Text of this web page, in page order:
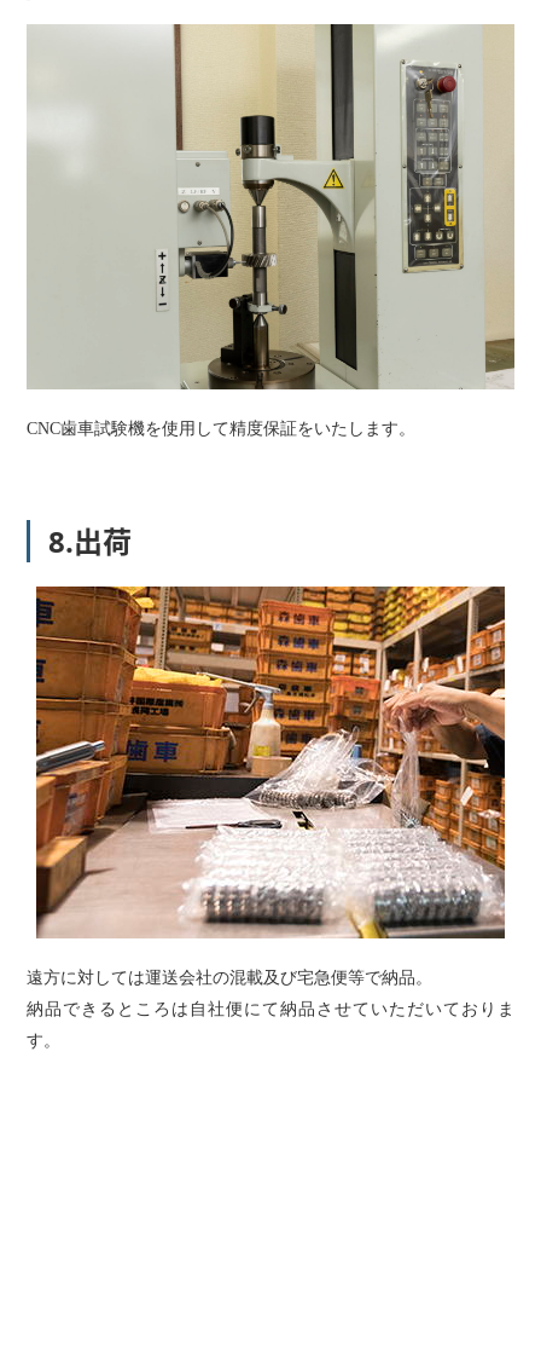
CNC歯車試験機を使用して精度保証をいたします。
8.出荷
遠方に対しては運送会社の混載及び宅急便等で納品。
納品できるところは自社便にて納品させていただいておりま
す。